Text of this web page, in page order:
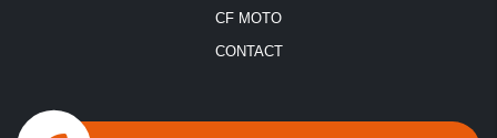
Moto quad Noyal-Pontivy
CF MOTO
CONTACT